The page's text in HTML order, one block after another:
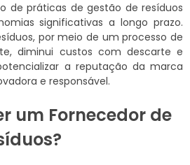
de práticas de gestão de resíduos
significativas a longo prazo.
por meio de um processo de
diminui custos com descarte e
a reputação da marca
e responsável.
um Fornecedor de